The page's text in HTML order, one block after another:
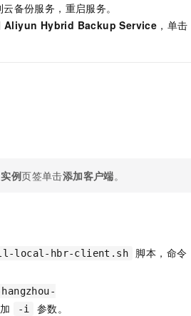
备份服务，重启服务。
Aliyun Hybrid Backup Service ，单击
实例页签单击添加客户端。
local-hbr-client.sh
脚本，命令
-i
参数。